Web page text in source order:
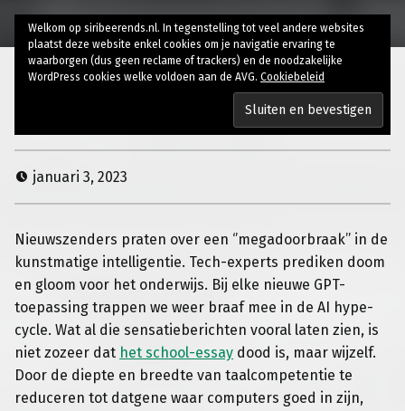
januari 3, 2023
Nieuwszenders praten over een ‘’megadoorbraak’’ in de
kunstmatige intelligentie. Tech-experts prediken doom
en gloom voor het onderwijs. Bij elke nieuwe GPT-
toepassing trappen we weer braaf mee in de AI hype-
cycle. Wat al die sensatieberichten vooral laten zien, is
niet zozeer dat het school-essay dood is, maar wijzelf.
Door de diepte en breedte van taalcompetentie te
reduceren tot datgene waar computers goed in zijn,
Welkom op siribeerends.nl. In tegenstelling tot veel andere websites
plaatst deze website enkel cookies om je navigatie ervaring te
waarborgen (dus geen reclame of trackers) en de noodzakelijke
WordPress cookies welke voldoen aan de AVG. Cookiebeleid